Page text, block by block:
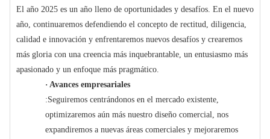
El año 2025 es un año lleno de oportunidades y desafíos. En el nuevo
año, continuaremos defendiendo el concepto de rectitud, diligencia,
calidad e innovación y enfrentaremos nuevos desafíos y crearemos
más gloria con una creencia más inquebrantable, un entusiasmo más
apasionado y un enfoque más pragmático.
· Avances empresariales
:Seguiremos centrándonos en el mercado existente,
optimizaremos aún más nuestro diseño comercial, nos
expandiremos a nuevas áreas comerciales y mejoraremos